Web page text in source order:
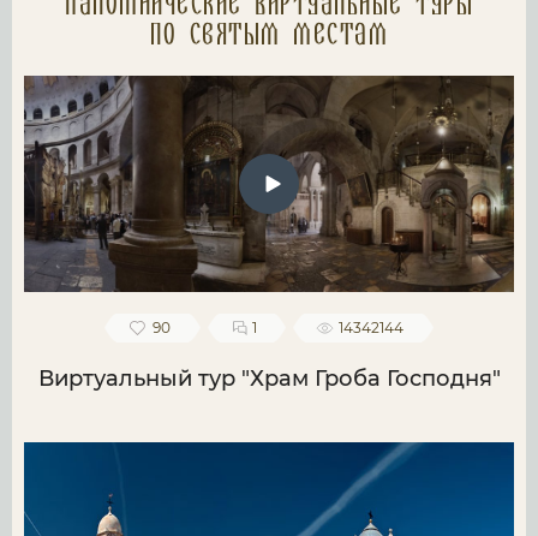
по святым местам
90 1 14342144
Виртуальный тур "Храм Гроба Господня"